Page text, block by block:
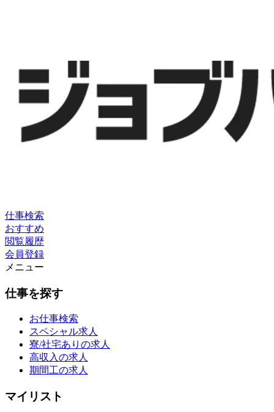
仕事検索
おすすめ
閲覧履歴
会員登録
メニュー
仕事を探す
お仕事検索
スペシャル求人
寮/社宅ありの求人
高収入の求人
期間工の求人
マイリスト